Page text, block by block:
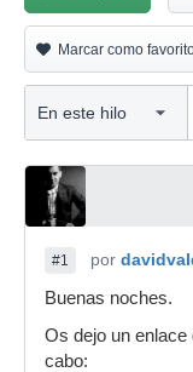
Marcar como
#1 por
Buenas noches.
Os dejo un
cabo: